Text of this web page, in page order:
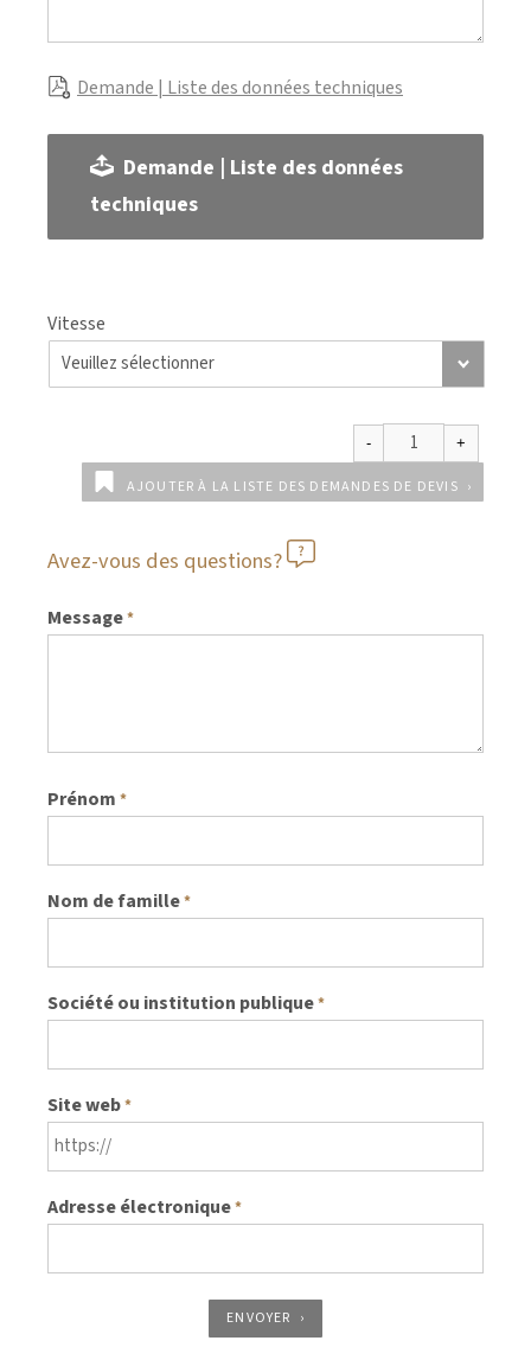
Demande | Liste des données techniques
Demande | Liste des données
techniques
Vitesse
AJOUTER À LA LISTE DES DEMANDES DE DEVIS
Avez-vous des questions?
Message*
Prénom *
Nom de famille*
Société ou institution publique*
Site web*
Adresse électronique*
ENVOYER